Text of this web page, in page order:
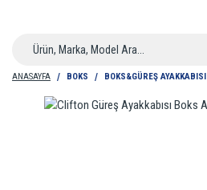
ANASAYFA BOKS BOKS&GÜREŞ AYAKKABISI